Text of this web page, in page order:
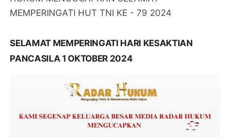
MEMPERINGATI HUT TNI KE - 79 2024
SELAMAT MEMPERINGATI HARI KESAKTIAN
PANCASILA 1 OKTOBER 2024